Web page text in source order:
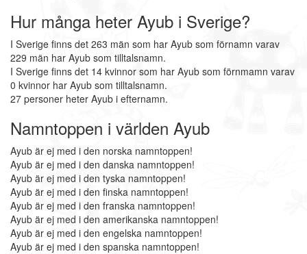
Hur många heter Ayub i Sverige?
I Sverige finns det 263 män som har Ayub som förnamn varav
229 män har Ayub som tilltalsnamn.
I Sverige finns det 14 kvinnor som har Ayub som förnmamn varav
0 kvinnor har Ayub som tilltalsnamn.
27 personer heter Ayub i efternamn.
Namntoppen i världen Ayub
Ayub är ej med i den norska namntoppen!
Ayub är ej med i den danska namntoppen!
Ayub är ej med i den tyska namntoppen!
Ayub är ej med i den finska namntoppen!
Ayub är ej med i den franska namntoppen!
Ayub är ej med i den amerikanska namntoppen!
Ayub är ej med i den engelska namntoppen!
Ayub är ej med i den spanska namntoppen!